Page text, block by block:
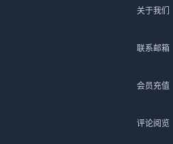
关于我们
联系邮箱
会员充值
评论阅览